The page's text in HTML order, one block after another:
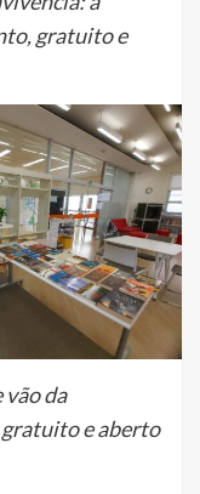
gratuito e
da
gratuito e aberto